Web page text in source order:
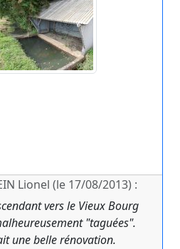
Lionel (le 17/08/2013) :
vers le Vieux Bourg
"taguées".
une belle rénovation.